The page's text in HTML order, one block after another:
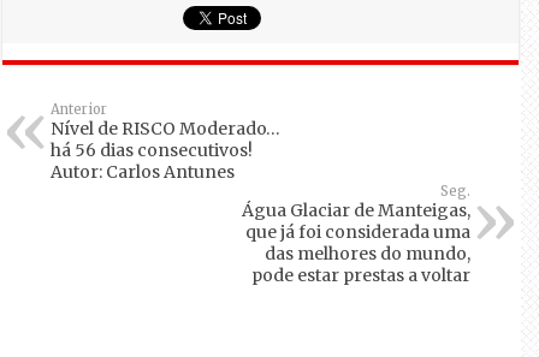
Anterior
Nível de RISCO Moderado…
há 56 dias consecutivos!
Autor: Carlos Antunes
Seg.
Água Glaciar de Manteigas,
que já foi considerada uma
das melhores do mundo,
pode estar prestas a voltar